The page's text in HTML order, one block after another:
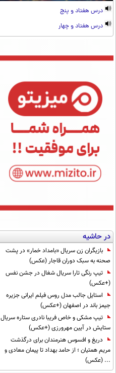
درس هفتاد و پنج
درس هفتاد و چهار
در حاشیه
بازیگران زن سریال «بامداد خمار» در پشت
صحنه به سبک دوران قاجار (عکس)
تیپ رنگی تارا سریال شغال در جشن نفس
(+عکس)
استایل جالب مدل روس فیلم ایرانی جزیره
جیمز باند در اصفهان (+عکس)
تیپ مشکی و خاص فریبا نادری ستاره سریال
ستایش در آیین مهرورزی (+عکس)
دریغ و افسوس هنرمندان برای درگذشت
مریم همتیان ؛ از حامد بهداد تا پیمان معادی و
... (عکس)